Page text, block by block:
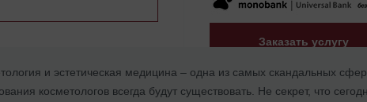
Заказать услугу
и эстетическая медицина – одна из самых скандальных
косметологов всегда будут существовать. Не секрет, что